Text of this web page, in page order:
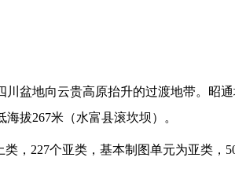
盆地向云贵高原抬升的过渡地带。昭
拔267米（水富县滚坎坝）。
，227个亚类，基本制图单元为亚类